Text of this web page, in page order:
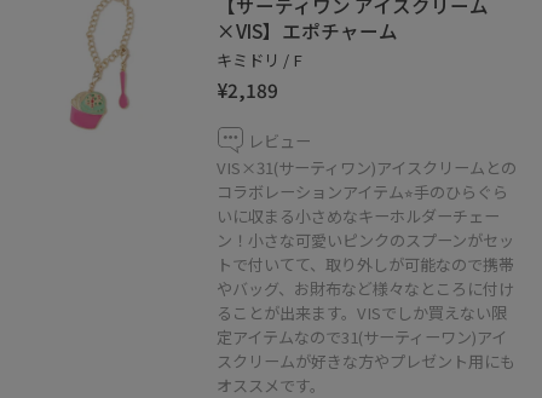
×VIS】エポチャーム
キミドリ / F
¥2,189
レビュー
VIS×31(サーティワン)アイスクリームとの
コラボレーションアイテム⭐︎手のひらぐら
いに収まる小さめなキーホルダーチェー
ン！小さな可愛いピンクのスプーンがセッ
トで付いてて、取り外しが可能なので携帯
やバッグ、お財布など様々なところに付け
ることが出来ます。VISでしか買えない限
定アイテムなので31(サーティーワン)アイ
スクリームが好きな方やプレゼント用にも
オススメです。